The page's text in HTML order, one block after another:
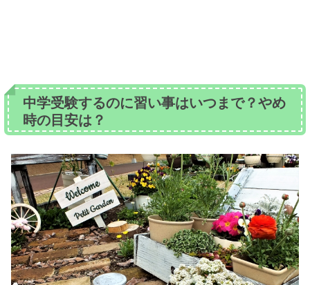
中学受験するのに習い事はいつまで？やめ
時の目安は？